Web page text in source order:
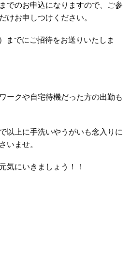
でのお申込になりますので、ご参
けお申しつけください。
までにご招待をお送りいたしま
ークや自宅待機だった方の出勤も
以上に手洗いやうがいも念入りに
いませ。
気にいきましょう！！